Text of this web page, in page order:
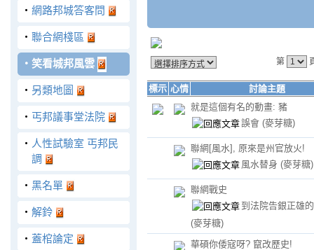
‧ 網路邦城答客問
‧ 聯合網棧區
‧ 笑看城邦風雲
‧ 另類地圖
‧ 丐邦議事堂法院
‧ 人性試驗室 丐邦民
調
‧ 黑名單
‧ 解鈴
‧ 蓋棺論定
第
標示 心情
討論主題
就是這個有名的動畫: 豬
誤會 (麥芽糖)
聯網[風水], 原來是州官放火!
風水替身 (麥芽糖)
聯網戰史
到法院告銀正雄
(麥芽糖)
華碩你倭寇呀? 竄改歷史!